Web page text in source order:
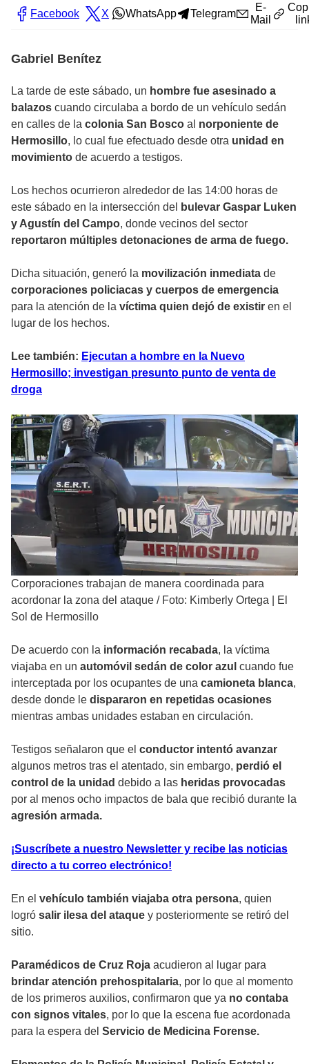
Facebook X WhatsApp Telegram
E-
Mail
Gabriel Benítez
La tarde de este sábado, un hombre fue asesinado a
balazos cuando circulaba a bordo de un vehículo sedán
en calles de la colonia San Bosco al norponiente de
Hermosillo, lo cual fue efectuado desde otra unidad en
movimiento de acuerdo a testigos.
Los hechos ocurrieron alrededor de las 14:00 horas de
este sábado en la intersección del
bulevar Gaspar Luken
y Agustín del Campo, donde vecinos del sector
reportaron múltiples detonaciones de arma de fuego.
Dicha situación, generó la movilización inmediata de
corporaciones policiacas y cuerpos de emergencia
para la atención de la víctima quien dejó de existir en el
lugar de los hechos.
Lee también: Ejecutan a hombre en la Nuevo
Hermosillo; investigan presunto punto de venta de
droga
Corporaciones trabajan de manera coordinada para
acordonar la zona del ataque / Foto: Kimberly Ortega | El
Sol de Hermosillo
De acuerdo con la información recabada, la víctima
viajaba en un automóvil sedán de color azul cuando fue
interceptada por los ocupantes de una camioneta blanca,
desde donde le dispararon en repetidas ocasiones
mientras ambas unidades estaban en circulación.
Testigos señalaron que el conductor intentó avanzar
algunos metros tras el atentado, sin embargo, perdió el
control de la unidad debido a las heridas provocadas
por al menos ocho impactos de bala que recibió durante la
agresión armada.
¡Suscríbete a nuestro Newsletter y recibe las noticias
directo a tu correo electrónico!
En el vehículo también viajaba otra persona, quien
logró salir ilesa del ataque y posteriormente se retiró del
sitio.
Paramédicos de Cruz Roja acudieron al lugar para
brindar atención prehospitalaria, por lo que al momento
de los primeros auxilios, confirmaron que ya no contaba
con signos vitales, por lo que la escena fue acordonada
para la espera del Servicio de Medicina Forense.